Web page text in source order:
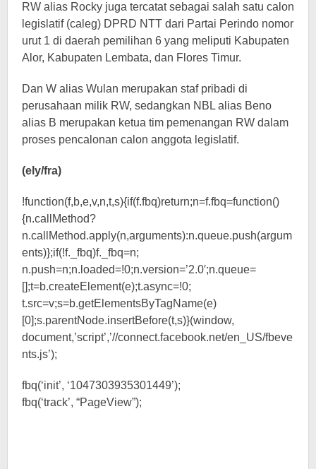
RW alias Rocky juga tercatat sebagai salah satu calon
legislatif (caleg) DPRD NTT dari Partai Perindo nomor
urut 1 di daerah pemilihan 6 yang meliputi Kabupaten
Alor, Kabupaten Lembata, dan Flores Timur.
Dan W alias Wulan merupakan staf pribadi di
perusahaan milik RW, sedangkan NBL alias Beno
alias B merupakan ketua tim pemenangan RW dalam
proses pencalonan calon anggota legislatif.
(ely/fra)
!function(f,b,e,v,n,t,s){if(f.fbq)return;n=f.fbq=function()
{n.callMethod?
n.callMethod.apply(n,arguments):n.queue.push(argum
ents)};if(!f._fbq)f._fbq=n;
n.push=n;n.loaded=!0;n.version=’2.0′;n.queue=
[];t=b.createElement(e);t.async=!0;
t.src=v;s=b.getElementsByTagName(e)
[0];s.parentNode.insertBefore(t,s)}(window,
document,’script’,’//connect.facebook.net/en_US/fbeve
nts.js’);
fbq(‘init’, ‘1047303935301449’);
fbq(‘track’, “PageView”);